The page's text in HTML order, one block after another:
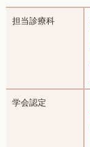
担当診療科
学会認定